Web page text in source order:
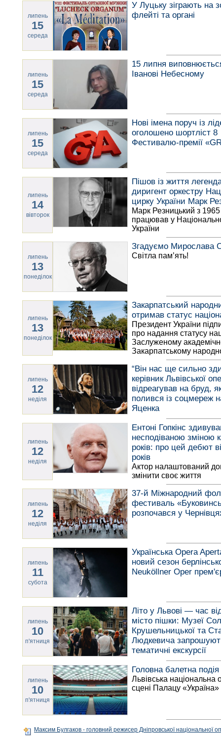
липень
15
середа
У Луцьку зіграють на
флейті та органі
липень
15
середа
15 липня
Іванові Небесному
липень
15
середа
Нові імена поруч із
оголошено шортліст 8
Фестивалю-премії
липень
14
вівторок
Пішов із життя
диригент оркестру
цирку України Марк
Марк Резницький з 1965
працював у
України
липень
13
понеділок
Згадуємо Мирослава
Світла пам’ять!
липень
13
понеділок
Закарпатський
отримав статус
Президент України
про надання статусу
Заслуженому
Закарпатському
липень
12
неділя
“Він нас ще сильно
керівник Львівської
відреагував на бруд,
полився із соцмереж
Яценка
липень
12
неділя
Ентоні Гопкінс
несподіваною зміною
років: про цей дебют
років
Актор налаштований
змінити своє життя
липень
12
неділя
37-й Міжнародний
фестиваль
розпочався у
липень
11
субота
Українська Opera
новий сезон
Neuköllner Oper
липень
10
п'ятниця
Літо у Львові — час
місто пішки: Музеї
Крушельницької та
Людкевича
тематичні екскурсії
липень
10
п'ятниця
Головна балетна подія
Львівська національна
сцені Палацу «Україна»
Максим Булгаков - головний режисер Дніпровської національної